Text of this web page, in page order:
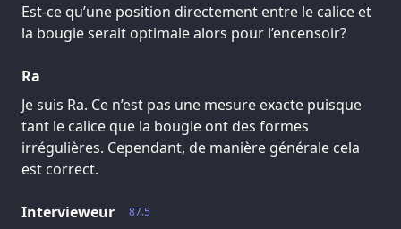
Est-ce qu’une position directement entre le calice et
la bougie serait optimale alors pour l’encensoir?
Ra
Je suis Ra. Ce n’est pas une mesure exacte puisque
tant le calice que la bougie ont des formes
irrégulières. Cependant, de manière générale cela
est correct.
87.5
Intervieweur